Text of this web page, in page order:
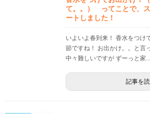
て。。） ってことで、
ートしました！
いよいよ春到来！ 香水をつけ
節ですね！ お出かけ。。と言
中々難しいですが ずーっと家...
記事を